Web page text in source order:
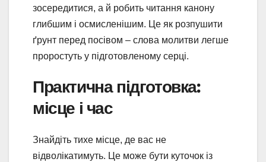
зосередитися, а й робить читання канону
глибшим і осмисленішим. Це як розпушити
ґрунт перед посівом – слова молитви легше
проростуть у підготовленому серці.
Практична підготовка:
місце і час
Знайдіть тихе місце, де вас не
відволікатимуть. Це може бути куточок із